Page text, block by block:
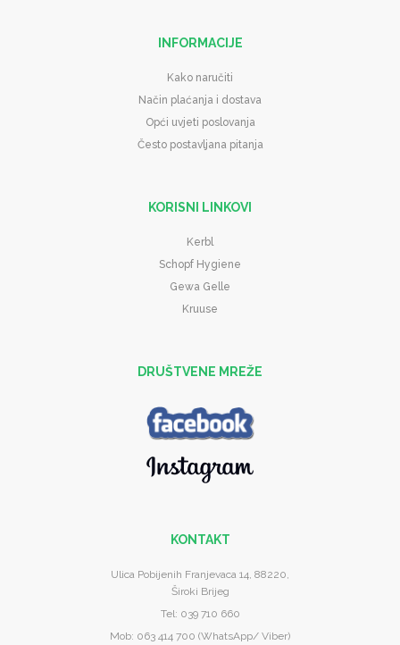
INFORMACIJE
Kako naručiti
Način plaćanja i dostava
Opći uvjeti poslovanja
Često postavljana pitanja
KORISNI LINKOVI
Kerbl
Schopf Hygiene
Gewa Gelle
Kruuse
DRUŠTVENE MREŽE
KONTAKT
Ulica Pobijenih Franjevaca 14, 88220,
Široki Brijeg
Tel: 039 710 660
Mob: 063 414 700 (WhatsApp/ Viber)